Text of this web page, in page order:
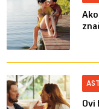
Ovi